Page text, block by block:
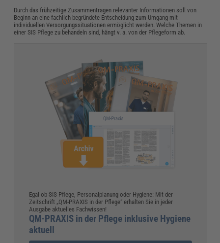
Durch das frühzeitige Zusammentragen relevanter Informationen soll von
Beginn an eine fachlich begründete Entscheidung zum Umgang mit
individuellen Versorgungssituationen ermöglicht werden. Welche Themen in
einer SIS Pflege zu behandeln sind, hängt v. a. von der Pflegeform ab.
Egal ob SIS Pflege, Personalplanung oder Hygiene: Mit der
Zeitschrift „QM-PRAXIS in der Pflege“ erhalten Sie in jeder
Ausgabe aktuelles Fachwissen!
QM-PRAXIS in der Pflege inklusive Hygiene
aktuell